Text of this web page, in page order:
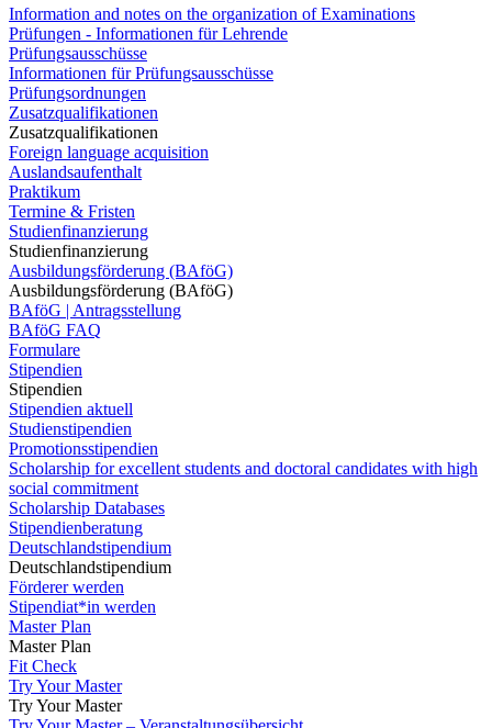
Information and notes on the organization of Examinations
Prüfungen - Informationen für Lehrende
Prüfungsausschüsse
Informationen für Prüfungsausschüsse
Prüfungsordnungen
Zusatzqualifikationen
Zusatzqualifikationen
Foreign language acquisition
Auslandsaufenthalt
Praktikum
Termine & Fristen
Studienfinanzierung
Studienfinanzierung
Ausbildungsförderung (BAföG)
Ausbildungsförderung (BAföG)
BAföG | Antragsstellung
BAföG FAQ
Formulare
Stipendien
Stipendien
Stipendien aktuell
Studienstipendien
Promotionsstipendien
Scholarship for excellent students and doctoral candidates with high
social commitment
Scholarship Databases
Stipendienberatung
Deutschlandstipendium
Deutschlandstipendium
Förderer werden
Stipendiat*in werden
Master Plan
Master Plan
Fit Check
Try Your Master
Try Your Master